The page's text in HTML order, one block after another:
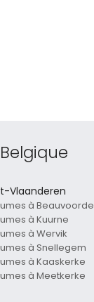
Vlaanderen
à Beauvoorde
à Kuurne
à Wervik
à Snellegem
à Kaaskerke
à Meetkerke